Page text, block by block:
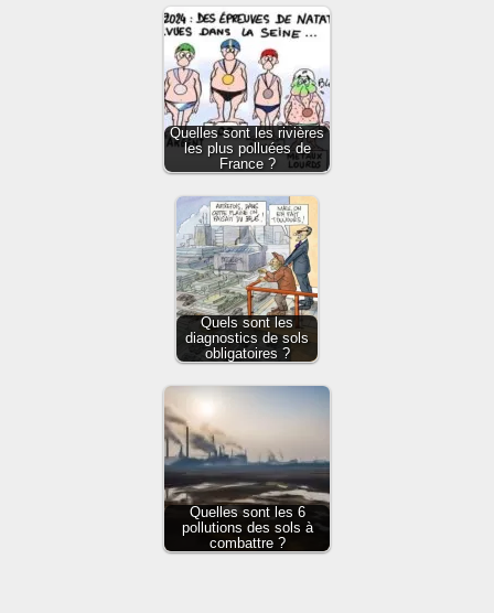
Quelles sont les rivières
les plus polluées de
France ?
Quels sont les
diagnostics de sols
obligatoires ?
Quelles sont les 6
pollutions des sols à
combattre ?